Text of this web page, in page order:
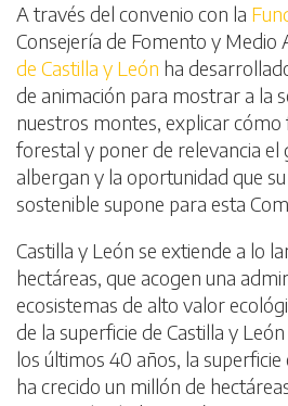
A través del convenio con la
Consejería de Fomento y Medio
de Castilla y León ha
de animación para mostrar a la
nuestros montes, explicar cómo
forestal y poner de relevancia el
albergan y la oportunidad que
sostenible supone para esta
Castilla y León se extiende a lo
hectáreas, que acogen una
ecosistemas de alto valor
de la superficie de Castilla y
los últimos 40 años, la
ha crecido un millón de